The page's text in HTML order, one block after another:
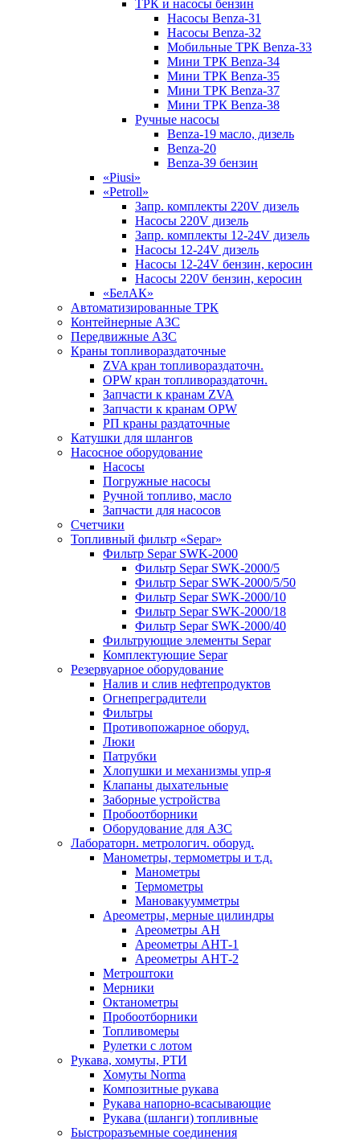
ТРК и насосы бензин
Насосы Benza-31
Насосы Benza-32
Мобильные ТРК Benza-33
Мини ТРК Benza-34
Мини ТРК Benza-35
Мини ТРК Benza-37
Мини ТРК Benza-38
Ручные насосы
Benza-19 масло, дизель
Benza-20
Benza-39 бензин
«Piusi»
«Petroll»
Запр. комплекты 220V дизель
Насосы 220V дизель
Запр. комплекты 12-24V дизель
Насосы 12-24V дизель
Насосы 12-24V бензин, керосин
Насосы 220V бензин, керосин
«БелАК»
Автоматизированные ТРК
Контейнерные АЗС
Передвижные АЗС
Краны топливораздаточные
ZVA кран топливораздаточн.
OPW кран топливораздаточн.
Запчасти к кранам ZVA
Запчасти к кранам OPW
РП краны раздаточные
Катушки для шлангов
Насосное оборудование
Насосы
Погружные насосы
Ручной топливо, масло
Запчасти для насосов
Счетчики
Топливный фильтр «Separ»
Фильтр Separ SWK-2000
Фильтр Separ SWK-2000/5
Фильтр Separ SWK-2000/5/50
Фильтр Separ SWK-2000/10
Фильтр Separ SWK-2000/18
Фильтр Separ SWK-2000/40
Фильтрующие элементы Separ
Комплектующие Separ
Резервуарное оборудование
Налив и слив нефтепродуктов
Огнепреградители
Фильтры
Противопожарное оборуд.
Люки
Патрубки
Хлопушки и механизмы упр-я
Клапаны дыхательные
Заборные устройства
Пробоотборники
Оборудование для АЗС
Лабораторн. метрологич. оборуд.
Манометры, термометры и т.д.
Манометры
Термометры
Мановакуумметры
Ареометры, мерные цилиндры
Ареометры АН
Ареометры АНТ-1
Ареометры АНТ-2
Метроштоки
Мерники
Октанометры
Пробоотборники
Топливомеры
Рулетки с лотом
Рукава, хомуты, РТИ
Хомуты Norma
Композитные рукава
Рукава напорно-всасывающие
Рукава (шланги) топливные
Быстроразъемные соединения